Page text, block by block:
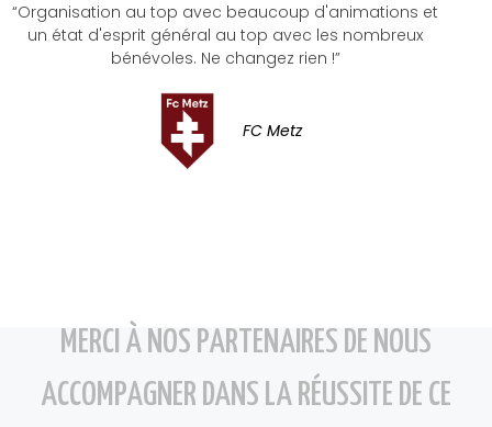
“Organisation au top avec beaucoup d'animations et
un état d'esprit général au top avec les nombreux
bénévoles. Ne changez rien !”
FC Metz
MERCI À NOS PARTENAIRES DE NOUS
ACCOMPAGNER DANS LA RÉUSSITE DE CE